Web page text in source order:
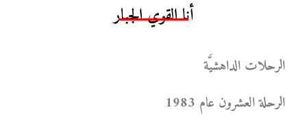
أنا القوي الجبار
الرحلات الداهشيَّة
الرحلة العشرون عام 1983